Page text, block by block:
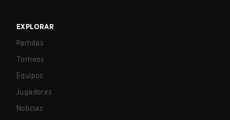
EXPLORAR
Partidas
Torneos
Equipos
Jugadores
Noticias